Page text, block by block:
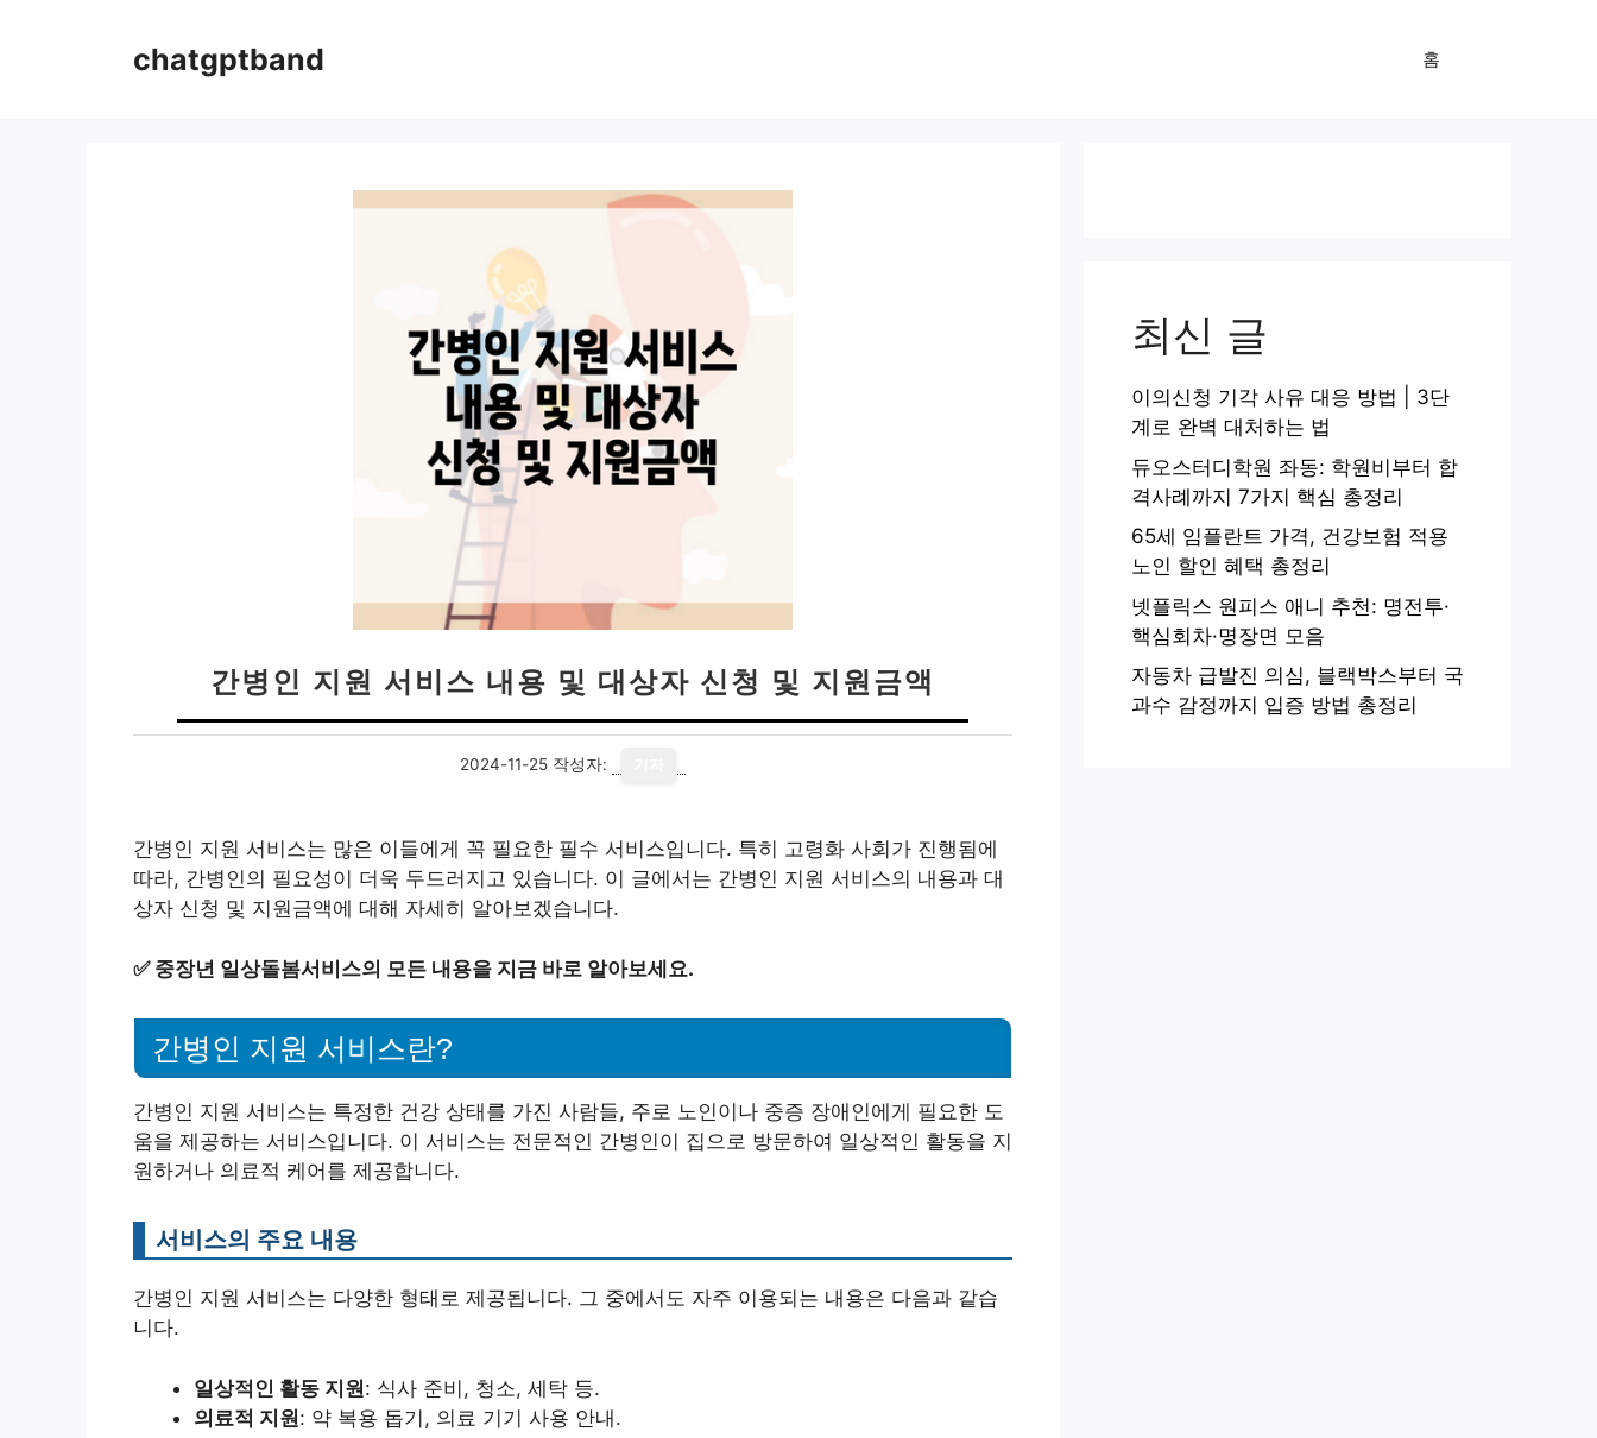
chatgptband 홈
간병인 지원 서비스 내용 및 대상자 신청 및 지원금액
2024-11-25 작성자:
간병인 지원 서비스는 많은 이들에게 꼭 필요한 필수 서비스입니다. 특히 고령화 사회가 진행됨에
따라, 간병인의 필요성이 더욱 두드러지고 있습니다. 이 글에서는 간병인 지원 서비스의 내용과 대
상자 신청 및 지원금액에 대해 자세히 알아보겠습니다.
✅ 중장년 일상돌봄서비스의 모든 내용을 지금 바로 알아보세요.
간병인 지원 서비스란?
간병인 지원 서비스는 특정한 건강 상태를 가진 사람들, 주로 노인이나 중증 장애인에게 필요한 도
움을 제공하는 서비스입니다. 이 서비스는 전문적인 간병인이 집으로 방문하여 일상적인 활동을 지
원하거나 의료적 케어를 제공합니다.
서비스의 주요 내용
간병인 지원 서비스는 다양한 형태로 제공됩니다. 그 중에서도 자주 이용되는 내용은 다음과 같습
니다.
일상적인 활동 지원: 식사 준비, 청소, 세탁 등.
의료적 지원: 약 복용 돕기, 의료 기기 사용 안내.
최신 글
이의신청 기각 사유 대응 방법 | 3단
계로 완벽 대처하는 법
듀오스터디학원 좌동: 학원비부터 합
격사례까지 7가지 핵심 총정리
65세 임플란트 가격, 건강보험 적용
노인 할인 혜택 총정리
넷플릭스 원피스 애니 추천: 명전투·
핵심회차·명장면 모음
자동차 급발진 의심, 블랙박스부터 국
과수 감정까지 입증 방법 총정리